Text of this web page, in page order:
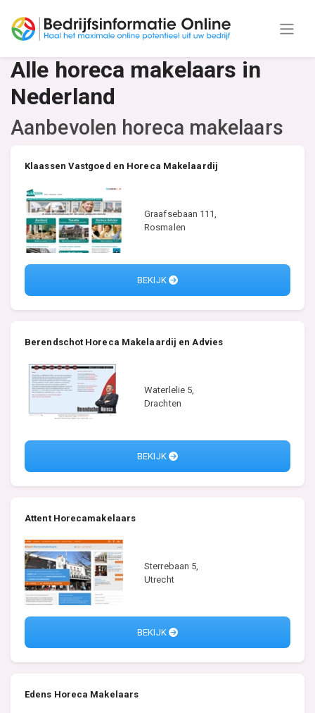
Alle horeca makelaars in
Nederland
Aanbevolen horeca makelaars
Klaassen Vastgoed en Horeca Makelaardij
Graafsebaan 111,
Rosmalen
BEKIJK
Berendschot Horeca Makelaardij en Advies
Waterlelie 5,
Drachten
BEKIJK
Attent Horecamakelaars
Sterrebaan 5,
Utrecht
BEKIJK
Edens Horeca Makelaars